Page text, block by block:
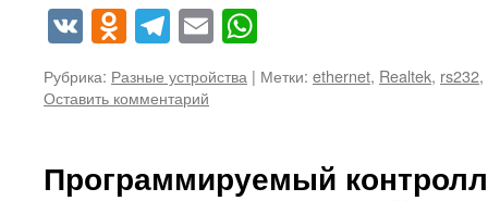
VKOdnoklassniki
Telegram
Email
Рубрика: Разные устройства | Метки: ethernet, Realtek, rs232,
Оставить комментарий
Программируемый